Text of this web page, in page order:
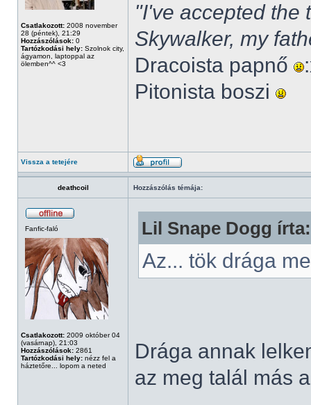
Csatlakozott: 2008 november
28 (péntek), 21:29
Hozzászólások: 0
Tartózkodási hely: Szolnok city,
ágyamon, laptoppal az
ölemben^^ <3
"I've accepted the
Skywalker, my
Dracoista papnő
Pitonista boszi
Vissza a tetejére
deathcoil Hozzászólás témája:
Fanfic-faló
Csatlakozott: 2009 október 04
(vasárnap), 21:03
Hozzászólások: 2861
Tartózkodási hely: nézz fel a
háztetőre... lopom a neted
Lil Snape Dogg írta:
Az... tök drága
Drága annak
az meg talál más